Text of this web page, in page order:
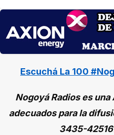
Escuchá La 100
Nogoyá Radios es
adecuados para la
3435-